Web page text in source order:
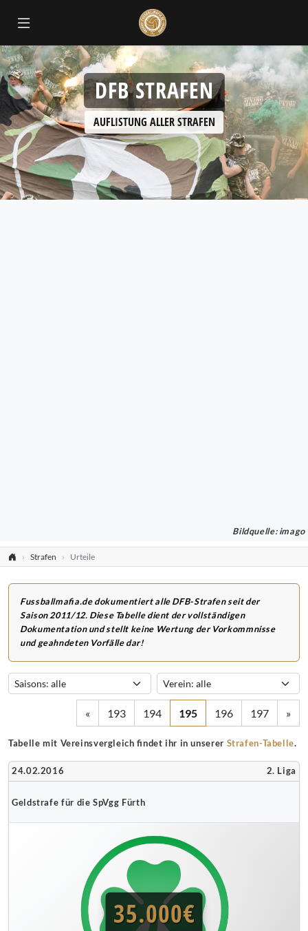
DFB STRAFEN
AUFLISTUNG ALLER STRAFEN
Bildquelle: imago
Strafen Urteile
Fussballmafia.de dokumentiert alle DFB-Strafen seit der
Saison 2011/12. Diese Tabelle dient der vollständigen
Dokumentation und stellt keine Wertung der Vorkommnisse
und geahndeten Vorfälle dar!
« 193 194 195 196 197 »
Tabelle mit Vereinsvergleich findet ihr in unserer Strafen-Tabelle.
24.02.2016 2. Liga
Geldstrafe für die SpVgg Fürth
35.000€